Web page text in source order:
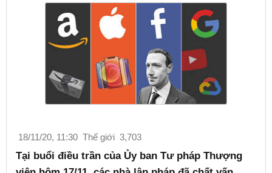
18/11/20, 11:30 Thế giới 3,703
Tại buổi điều trần của Ủy ban Tư pháp Thượng